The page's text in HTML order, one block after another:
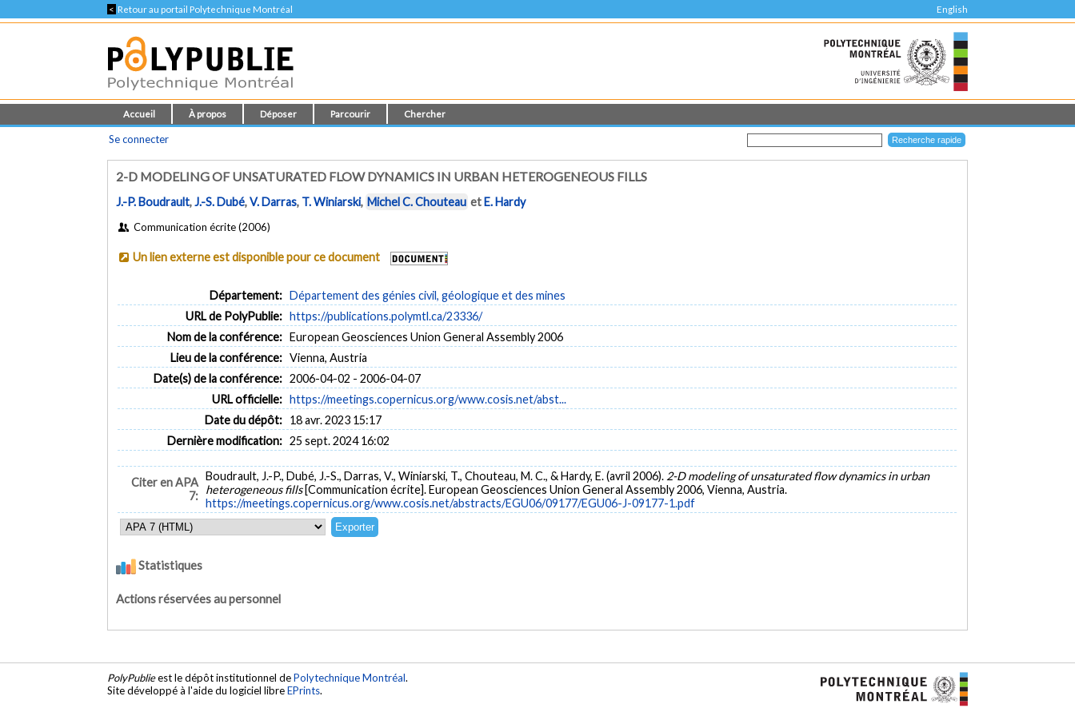
< Retour au portail Polytechnique Montréal English
Accueil À propos Déposer Parcourir Chercher
Se connecter
2-D MODELING OF UNSATURATED FLOW DYNAMICS IN URBAN HETEROGENEOUS FILLS
J.-P. Boudrault,J.-S. Dubé,V. Darras, T. Winiarski, Michel C. Chouteau etE. Hardy
Communication écrite (2006)
Un lien externe est disponible pour ce document
Département: Département des génies civil, géologique et des mines
URL de PolyPublie: https://publications.polymtl.ca/23336/
Nom de la conférence: European Geosciences Union General Assembly 2006
Lieu de la conférence: Vienna, Austria
Date(s) de la conférence: 2006-04-02 - 2006-04-07
URL officielle: https://meetings.copernicus.org/www.cosis.net/abst...
Date du dépôt: 18 avr. 2023 15:17
Dernière modification: 25 sept. 2024 16:02
Citer en APA
7:
Boudrault, J.-P., Dubé, J.-S., Darras, V., Winiarski, T., Chouteau, M. C., & Hardy, E. (avril 2006). 2-D modeling of unsaturated flow dynamics in urban
heterogeneous fills [Communication écrite]. European Geosciences Union General Assembly 2006, Vienna, Austria.
https://meetings.copernicus.org/www.cosis.net/abstracts/EGU06/09177/EGU06-J-09177-1.pdf
Statistiques
Actions réservées au personnel
PolyPublieest le dépôt institutionnel dePolytechnique Montréal.
Site développé à l'aide du logiciel libreEPrints.